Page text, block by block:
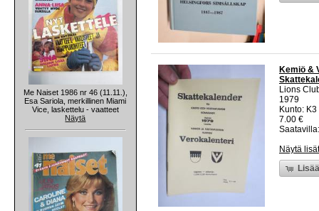
Me Naiset 1986 nr 46 (11.11.),
Esa Sariola, merkillinen Miami
Vice, laskettelu - vaatteet
Näytä
Kemiö &
Lions
1979
Kunto:
7.00 €
Näytä